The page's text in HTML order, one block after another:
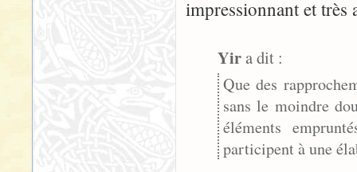
impressionnant et très
Yira dit :
Que des
sans le moindre
éléments
participent à une